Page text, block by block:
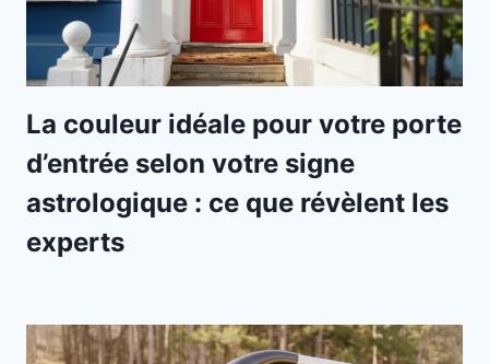
La couleur idéale pour votre porte
d’entrée selon votre signe
astrologique : ce que révèlent les
experts